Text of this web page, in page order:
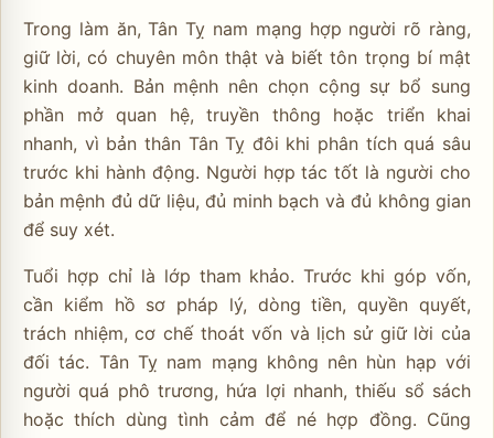
Trong làm ăn, Tân Tỵ nam mạng hợp người rõ ràng,
giữ lời, có chuyên môn thật và biết tôn trọng bí mật
kinh doanh. Bản mệnh nên chọn cộng sự bổ sung
phần mở quan hệ, truyền thông hoặc triển khai
nhanh, vì bản thân Tân Tỵ đôi khi phân tích quá sâu
trước khi hành động. Người hợp tác tốt là người cho
bản mệnh đủ dữ liệu, đủ minh bạch và đủ không gian
để suy xét.
Tuổi hợp chỉ là lớp tham khảo. Trước khi góp vốn,
cần kiểm hồ sơ pháp lý, dòng tiền, quyền quyết,
trách nhiệm, cơ chế thoát vốn và lịch sử giữ lời của
đối tác. Tân Tỵ nam mạng không nên hùn hạp với
người quá phô trương, hứa lợi nhanh, thiếu sổ sách
hoặc thích dùng tình cảm để né hợp đồng. Cũng